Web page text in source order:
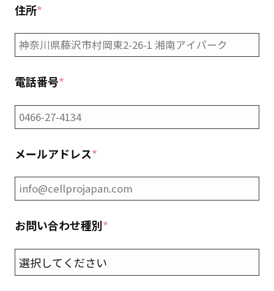
住所*
電話番号*
メールアドレス*
お問い合わせ種別*